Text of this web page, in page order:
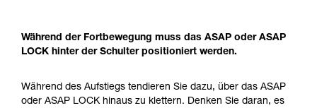
Während der Fortbewegung muss das ASAP oder ASAP
LOCK hinter der Schulter positioniert werden.
Während des Aufstiegs tendieren Sie dazu, über das ASAP
oder ASAP LOCK hinaus zu klettern. Denken Sie daran, es